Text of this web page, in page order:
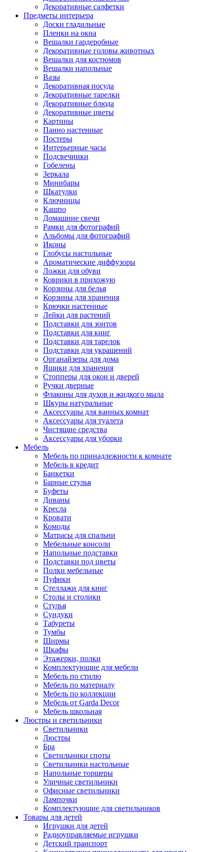
Декоративные салфетки
Предметы интерьера
Доски гладильные
Пленки на окна
Вешалки гардеробные
Декоративные головы животных
Вешалки для костюмов
Вешалки напольные
Вазы
Декоративная посуда
Декоративные тарелки
Декоративные блюда
Декоративные цветы
Картины
Панно настенные
Постеры
Интерьерные часы
Подсвечники
Гобелены
Зеркала
Минибары
Шкатулки
Ключницы
Кашпо
Домашние свечи
Рамки для фотографий
Альбомы для фотографий
Иконы
Глобусы настольные
Ароматические диффузоры
Ложки для обуви
Коврики в прихожую
Корзины для белья
Корзины для хранения
Крючки настенные
Лейки для растений
Подставки для зонтов
Подставки для книг
Подставки для тарелок
Подставки для украшений
Органайзеры для дома
Ящики для хранения
Стопперы для окон и дверей
Ручки дверные
Флаконы для духов и жидкого мыла
Шкуры натуральные
Аксессуары для ванных комнат
Аксессуары для туалета
Чистящие средства
Аксессуары для уборки
Мебель
Мебель по принадлежности к комнате
Мебель в кредит
Банкетки
Барные стулья
Буфеты
Диваны
Кресла
Кровати
Комоды
Матрасы для спальни
Мебельные консоли
Напольные подставки
Подставки под цветы
Полки мебельные
Пуфики
Стеллажи для книг
Столы и столики
Стулья
Сундуки
Табуреты
Тумбы
Ширмы
Шкафы
Этажерки, полки
Комплектующие для мебели
Мебель по стилю
Мебель по материалу
Мебель по коллекции
Мебель от Garda Decor
Мебель школьная
Люстры и светильники
Светильники
Люстры
Бра
Светильники споты
Светильники настольные
Напольные торшеры
Уличные светильники
Офисные светильники
Лампочки
Комплектующие для светильников
Товары для детей
Игрушки для детей
Радиоуправляемые игрушки
Детский транспорт